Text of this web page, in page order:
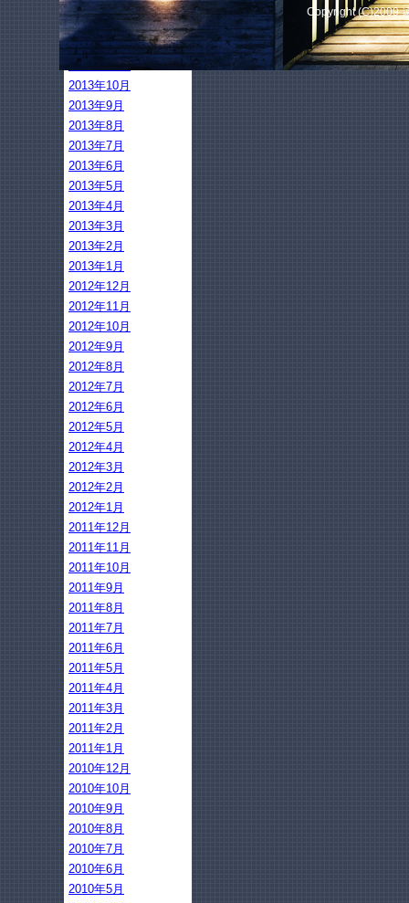
2014年2月
2014年1月
2013年12月
2013年11月
2013年10月
2013年9月
2013年8月
2013年7月
2013年6月
2013年5月
2013年4月
2013年3月
2013年2月
2013年1月
2012年12月
2012年11月
2012年10月
2012年9月
2012年8月
2012年7月
2012年6月
2012年5月
2012年4月
2012年3月
2012年2月
2012年1月
2011年12月
2011年11月
2011年10月
2011年9月
2011年8月
2011年7月
2011年6月
2011年5月
2011年4月
2011年3月
2011年2月
2011年1月
2010年12月
2010年10月
2010年9月
2010年8月
2010年7月
2010年6月
2010年5月
Copyright (C)2009